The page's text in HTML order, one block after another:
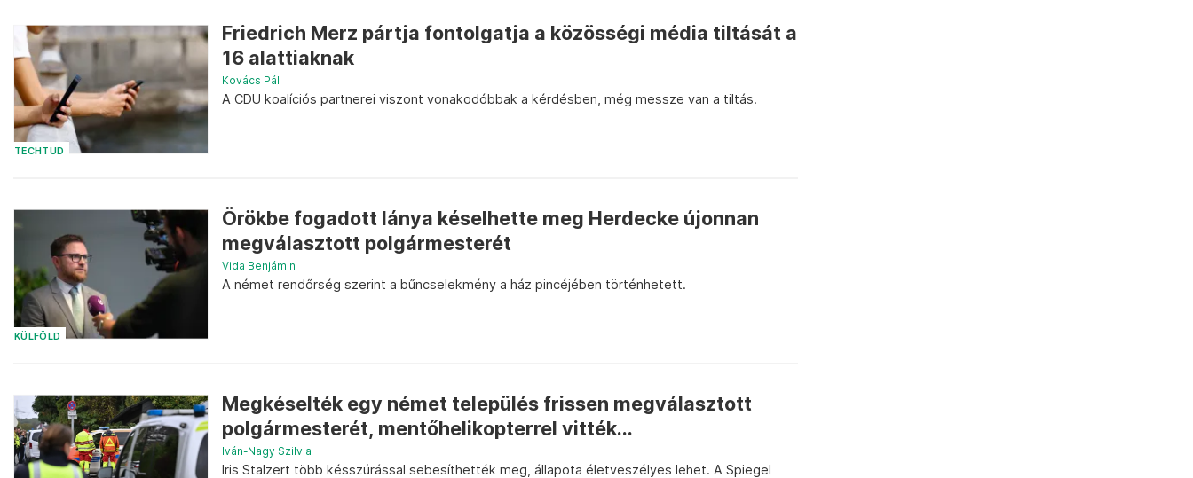
TECHTUD
Friedrich Merz pártja fontolgatja a közösségi média tiltását a
16 alattiaknak
Kovács Pál
A CDU koalíciós partnerei viszont vonakodóbbak a kérdésben, még messze van a tiltás.
KÜLFÖLD
Örökbe fogadott lánya késelhette meg Herdecke újonnan
megválasztott polgármesterét
Vida Benjámin
A német rendőrség szerint a bűncselekmény a ház pincéjében történhetett.
Megkéselték egy német település frissen megválasztott
polgármesterét, mentőhelikopterrel vitték...
Iván-Nagy Szilvia
Iris Stalzert több késszúrással sebesíthették meg, állapota életveszélyes lehet. A Spiegel